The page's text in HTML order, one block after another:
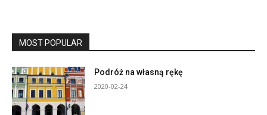
MOST POPULAR
Podróż na własną rękę
2020-02-24